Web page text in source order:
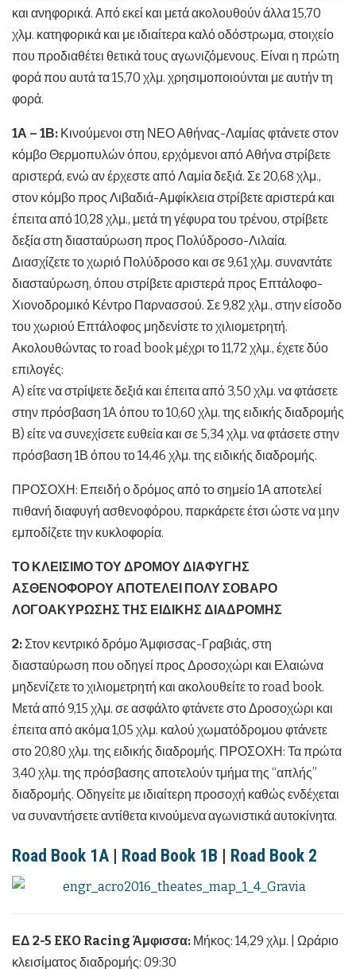
και ανηφορικά. Από εκεί και μετά ακολουθούν άλλα 15,70
χλμ. κατηφορικά και με ιδιαίτερα καλό οδόστρωμα, στοιχείο
που προδιαθέτει θετικά τους αγωνιζόμενους. Είναι η πρώτη
φορά που αυτά τα 15,70 χλμ. χρησιμοποιούνται με αυτήν τη
φορά.
1Α – 1Β: Κινούμενοι στη ΝΕΟ Αθήνας-Λαμίας φτάνετε στον
κόμβο Θερμοπυλών όπου, ερχόμενοι από Αθήνα στρίβετε
αριστερά, ενώ αν έρχεστε από Λαμία δεξιά. Σε 20,68 χλμ.,
στον κόμβο προς Λιβαδιά-Αμφίκλεια στρίβετε αριστερά και
έπειτα από 10,28 χλμ., μετά τη γέφυρα του τρένου, στρίβετε
δεξία στη διασταύρωση προς Πολύδροσο-Λιλαία.
Διασχίζετε το χωριό Πολύδροσο και σε 9,61 χλμ. συναντάτε
διασταύρωση, όπου στρίβετε αριστερά προς Επτάλοφο-
Χιονοδρομικό Κέντρο Παρνασσού. Σε 9,82 χλμ., στην είσοδο
του χωριού Επτάλοφος μηδενίστε το χιλιομετρητή.
Ακολουθώντας το road book μέχρι το 11,72 χλμ., έχετε δύο
επιλογές:
Α) είτε να στρίψετε δεξιά και έπειτα από 3,50 χλμ. να φτάσετε
στην πρόσβαση 1Α όπου το 10,60 χλμ. της ειδικής διαδρομής
Β) είτε να συνεχίσετε ευθεία και σε 5,34 χλμ. να φτάσετε στην
πρόσβαση 1Β όπου το 14,46 χλμ. της ειδικής διαδρομής.
ΠΡΟΣΟΧΗ: Επειδή ο δρόμος από το σημείο 1Α αποτελεί
πιθανή διαφυγή ασθενοφόρου, παρκάρετε έτσι ώστε να µην
εμποδίζετε την κυκλοφορία.
ΤΟ ΚΛΕΙΣΙΜΟ ΤΟΥ ΔΡΟΜΟΥ ΔΙΑΦΥΓΗΣ
ΑΣΘΕΝΟΦΟΡΟΥ ΑΠΟΤΕΛΕΙ ΠΟΛΥ ΣΟΒΑΡΟ
ΛΟΓΟΑΚΥΡΩΣΗΣ ΤΗΣ ΕΙΔΙΚΗΣ ΔΙΑΔΡΟΜΗΣ
2:Στον κεντρικό δρόμο Άμφισσας-Γραβιάς, στη
διασταύρωση που οδηγεί προς Δροσοχώρι και Ελαιώνα
μηδενίζετε το χιλιομετρητή και ακολουθείτε το road book.
Μετά από 9,15 χλμ. σε ασφάλτο φτάνετε στο Δροσοχώρι και
έπειτα από ακόμα 1,05 χλμ. καλού χωματόδρομου φτάνετε
στο 20,80 χλμ. της ειδικής διαδρομής. ΠΡΟΣΟΧΗ: Τα πρώτα
3,40 χλμ. της πρόσβασης αποτελούν τμήμα της “απλής”
διαδρομής. Οδηγείτε με ιδιαίτερη προσοχή καθώς ενδέχεται
να συναντήσετε αντίθετα κινούμενα αγωνιστικά αυτοκίνητα.
Road Book 1Α | Road Book 1Β | Road Book 2
ΕΔ 2-5 EKO Racing Άμφισσα: Μήκος: 14,29 χλμ. | Ωράριο
κλεισίματος διαδρομής: 09:30